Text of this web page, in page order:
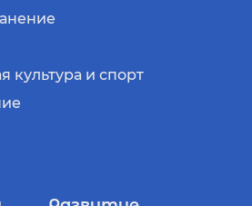
культура и спорт